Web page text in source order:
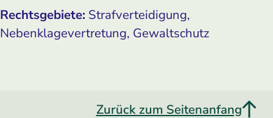
Rechtsgebiete: Strafverteidigung,
Nebenklagevertretung, Gewaltschutz
Zurück zum Seitenanfang